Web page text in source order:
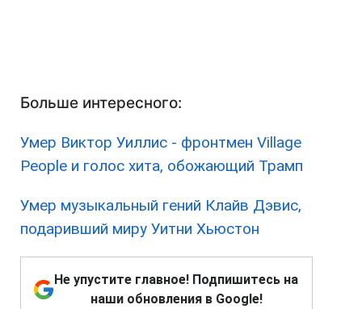
Больше интересного:
Умер Виктор Уиллис - фронтмен Village
People и голос хита, обожающий Трамп
Умер музыкальный гений Клайв Дэвис,
подаривший миру Уитни Хьюстон
Не упустите главное! Подпишитесь на
наши обновления в Google!